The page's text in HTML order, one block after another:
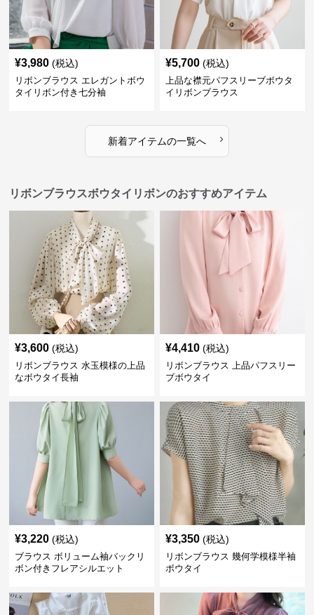
¥3,980 (税込)
リボンブラウス エレガントボウ
タイリボン付き七分袖
¥5,700 (税込)
上品な襟元パフスリーブボウタ
イリボンブラウス
新着アイテムの一覧へ ›
リボンブラウスボウタイリボンのおすすめアイテム
¥3,600 (税込)
リボンブラウス 水玉模様の上品
なボウタイ長袖
¥4,410 (税込)
リボンブラウス 上品パフスリー
ブボウタイ
¥3,220 (税込)
ブラウス ボリューム袖バックリ
ボン付きフレアシルエット
¥3,350 (税込)
リボンブラウス 幾何学模様半袖
ボウタイ